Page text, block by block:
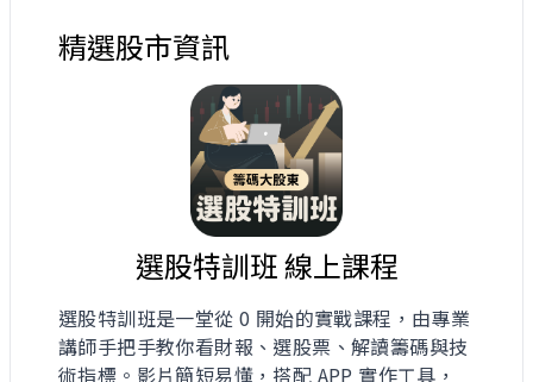
精選股市資訊
選股特訓班 線上課程
選股特訓班是一堂從 0 開始的實戰課程，由專業
講師手把手教你看財報、選股票、解讀籌碼與技
術指標。影片簡短易懂，搭配 APP 實作工具，